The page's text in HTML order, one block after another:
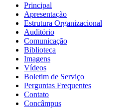
Principal
Apresentação
Estrutura Organizacional
Auditório
Comunicação
Biblioteca
Imagens
Vídeos
Boletim de Serviço
Perguntas Frequentes
Contato
Concâmpus